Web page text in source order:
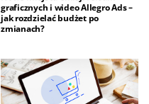
graficznych i wideo Allegro Ads –
jak rozdzielać budżet po
zmianach?